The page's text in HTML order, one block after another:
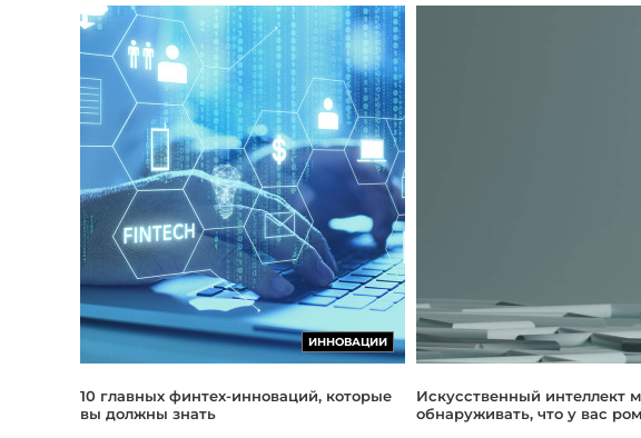
ИННОВАЦИИ
10 главных финтех-инноваций, которые
вы должны знать
Искусственный интеллект
обнаруживать, что у вас